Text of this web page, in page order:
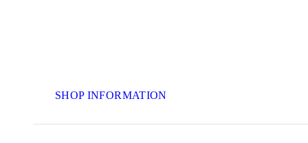
SHOP INFORMATION